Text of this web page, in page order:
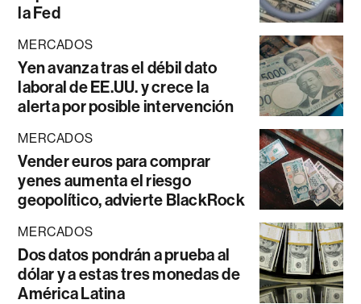
la Fed
MERCADOS
Yen avanza tras el débil dato
laboral de EE.UU. y crece la
alerta por posible intervención
MERCADOS
Vender euros para comprar
yenes aumenta el riesgo
geopolítico, advierte BlackRock
MERCADOS
Dos datos pondrán a prueba al
dólar y a estas tres monedas de
América Latina